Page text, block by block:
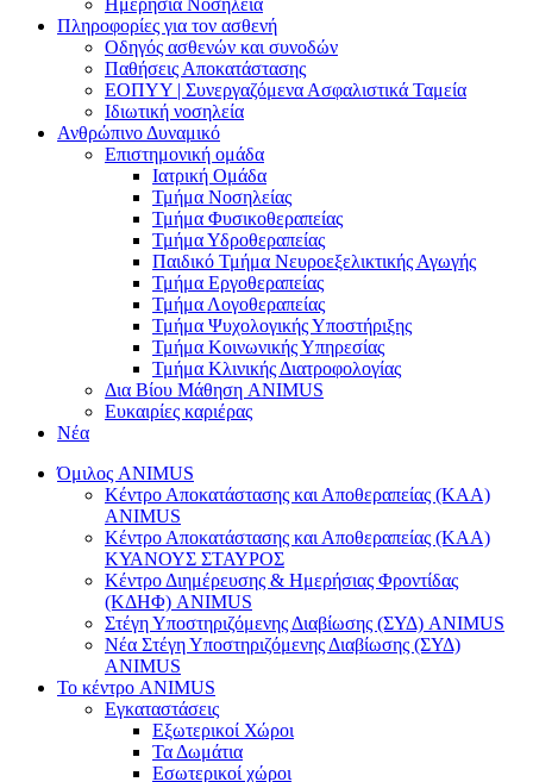
Ημερήσια Νοσηλεία
Πληροφορίες για τον ασθενή
Οδηγός ασθενών και συνοδών
Παθήσεις Αποκατάστασης
ΕΟΠΥΥ | Συνεργαζόμενα Ασφαλιστικά Ταμεία
Ιδιωτική νοσηλεία
Ανθρώπινο Δυναμικό
Επιστημονική ομάδα
Ιατρική Ομάδα
Τμήμα Νοσηλείας
Τμήμα Φυσικοθεραπείας
Τμήμα Υδροθεραπείας
Παιδικό Τμήμα Νευροεξελικτικής Αγωγής
Τμήμα Εργοθεραπείας
Τμήμα Λογοθεραπείας
Τμήμα Ψυχολογικής Υποστήριξης
Τμήμα Κοινωνικής Υπηρεσίας
Τμήμα Κλινικής Διατροφολογίας
Δια Βίου Μάθηση ANIMUS
Ευκαιρίες καριέρας
Νέα
Όμιλος ANIMUS
Κέντρο Αποκατάστασης και Αποθεραπείας (ΚΑΑ)
ANIMUS
Κέντρο Αποκατάστασης και Αποθεραπείας (ΚΑΑ)
ΚΥΑΝΟΥΣ ΣΤΑΥΡΟΣ
Κέντρο Διημέρευσης & Ημερήσιας Φροντίδας
(ΚΔΗΦ) ANIMUS
Στέγη Υποστηριζόμενης Διαβίωσης (ΣΥΔ) ANIMUS
Νέα Στέγη Υποστηριζόμενης Διαβίωσης (ΣΥΔ)
ANIMUS
Το κέντρο ANIMUS
Εγκαταστάσεις
Εξωτερικοί Χώροι
Τα Δωμάτια
Εσωτερικοί χώροι